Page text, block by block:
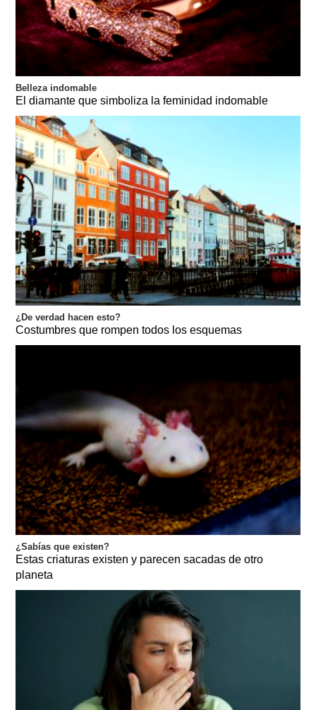
Belleza indomable
El diamante que simboliza la feminidad indomable
¿De verdad hacen esto?
Costumbres que rompen todos los esquemas
¿Sabías que existen?
Estas criaturas existen y parecen sacadas de otro
planeta